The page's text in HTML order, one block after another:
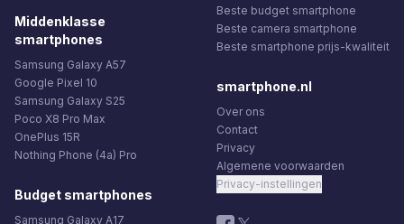
Middenklasse
smartphones
Samsung Galaxy A57
Google Pixel 10
Samsung Galaxy S25
Poco X8 Pro Max
OnePlus 15R
Nothing Phone (4a) Pro
Budget smartphones
Samsung Galaxy A17
Beste budget smartphone
Beste camera smartphone
Beste smartphone prijs-kwaliteit
smartphone.nl
Over ons
Contact
Privacy
Algemene voorwaarden
Privacy-instellingen